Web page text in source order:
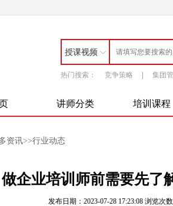
授课视频
热门搜索： 竞争策略 集团
讲师分类 培训课程
资讯>>行业动态
做企业培训师前需要先了
发布日期：2023-07-28 17:23:08 浏览次数